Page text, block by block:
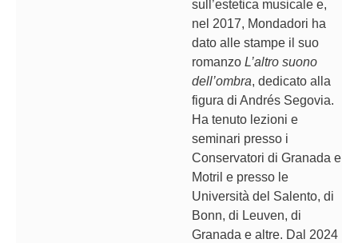
sull’estetica musicale e,
nel 2017, Mondadori ha
dato alle stampe il suo
romanzoL’altro suono
dell’ombra, dedicato alla
figura di Andrés Segovia.
Ha tenuto lezioni e
seminari presso i
Conservatori di Granada e
Motril e presso le
Università del Salento, di
Bonn, di Leuven, di
Granada e altre. Dal 2024